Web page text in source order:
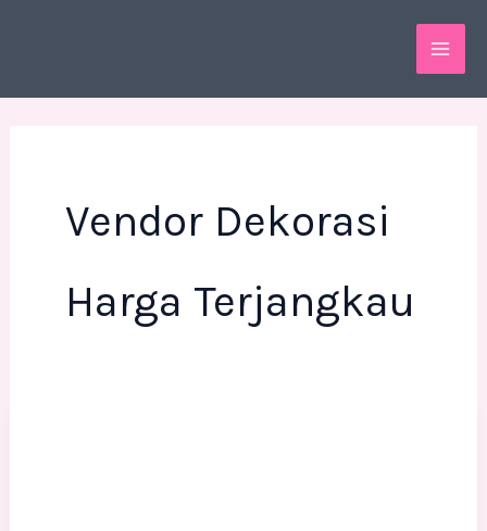
Vendor Dekorasi
Harga Terjangkau